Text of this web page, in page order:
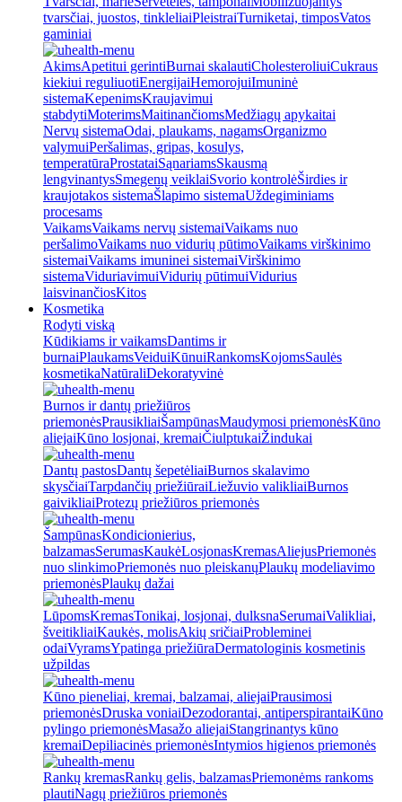
tvarsčiai, juostos, tinkleliaiPleistraiTurniketai, timposVatos
gaminiai
AkimsApetitui gerintiBurnai skalautiCholesteroliuiCukraus
kiekiui reguliuotiEnergijaiHemorojuiImuninė
sistemaKepenimsKraujavimui
stabdytiMoterimsMaitinančiomsMedžiagų apykaitai
Nervų sistemaOdai, plaukams, nagamsOrganizmo
valymuiPeršalimas, gripas, kosulys,
temperatūraProstataiSąnariamsSkausmą
lengvinantysSmegenų veiklaiSvorio kontrolėŠirdies ir
kraujotakos sistemaŠlapimo sistemaUždegiminiams
procesams
VaikamsVaikams nervų sistemaiVaikams nuo
peršalimoVaikams nuo vidurių pūtimoVaikams virškinimo
sistemaiVaikams imuninei sistemaiVirškinimo
sistemaViduriavimuiVidurių pūtimuiVidurius
laisvinančiosKitos
Kosmetika
Rodyti viską
Kūdikiams ir vaikamsDantims ir
burnaiPlaukamsVeiduiKūnuiRankomsKojomsSaulės
kosmetikaNatūraliDekoratyvinė
Burnos ir dantų priežiūros
priemonėsPrausikliaiŠampūnasMaudymosi priemonėsKūno
aliejaiKūno losjonai, kremaiČiulptukaiŽindukai
Dantų pastosDantų šepetėliaiBurnos skalavimo
skysčiaiTarpdančių priežiūraiLiežuvio valikliaiBurnos
gaivikliaiProtezų priežiūros priemonės
ŠampūnasKondicionierius,
balzamasSerumasKaukėLosjonasKremasAliejusPriemonės
nuo slinkimoPriemonės nuo pleiskanųPlaukų modeliavimo
priemonėsPlaukų dažai
LūpomsKremasTonikai, losjonai, dulksnaSerumaiValikliai,
šveitikliaiKaukės, molisAkių sričiaiProbleminei
odaiVyramsYpatinga priežiūraDermatologinis kosmetinis
užpildas
Kūno pieneliai, kremai, balzamai, aliejaiPrausimosi
priemonėsDruska voniaiDezodorantai, antiperspirantaiKūno
pylingo priemonėsMasažo aliejaiStangrinantys kūno
kremaiDepiliacinės priemonėsIntymios higienos priemonės
Rankų kremasRankų gelis, balzamasPriemonėms rankoms
plautiNagų priežiūros priemonės